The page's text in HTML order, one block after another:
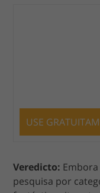
USE
Veredicto:
pesquisa por